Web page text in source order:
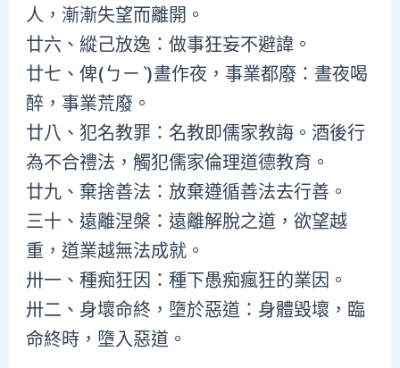
人，漸漸失望而離開。
廿六、縱己放逸：做事狂妄不避諱。
廿七、俾(ㄅㄧˋ)晝作夜，事業都廢：晝夜喝
醉，事業荒廢。
廿八、犯名教罪：名教即儒家教誨。酒後行
為不合禮法，觸犯儒家倫理道德教育。
廿九、棄捨善法：放棄遵循善法去行善。
三十、遠離涅槃：遠離解脫之道，欲望越
重，道業越無法成就。
卅一、種痴狂因：種下愚痴瘋狂的業因。
卅二、身壞命終，墮於惡道：身體毀壞，臨
命終時，墮入惡道。